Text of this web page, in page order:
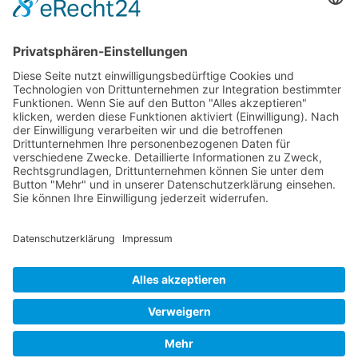
Ukrainian Page
Turkish Page
French Page
Russian Page
Themen
Reisen und Sport
Naturerlebnis
Jugendbeteiligung
Transformation
Klimaschutz
Gegen Rechts
Mitmachen
Mitglied werden
Teamen
Spenden